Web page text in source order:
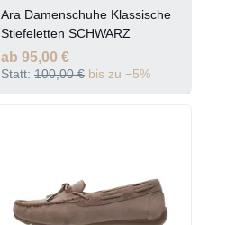
Ara Damenschuhe Klassische
Stiefeletten SCHWARZ
ab 95,00 €
Statt: 100,00 € bis zu −5%